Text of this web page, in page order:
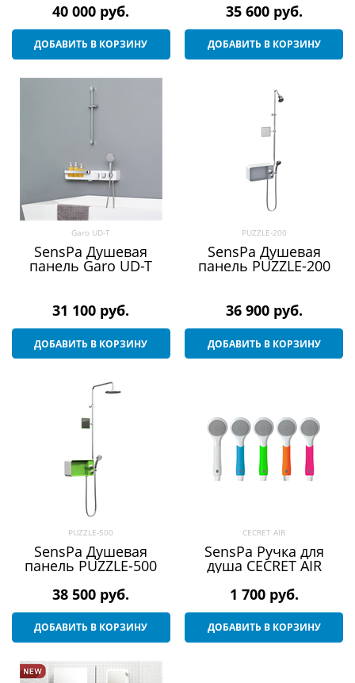
40 000 руб.
ДОБАВИТЬ В КОРЗИНУ
35 600 руб.
ДОБАВИТЬ В КОРЗИНУ
Garo UD-T
SensPa Душевая
панель Garo UD-T
31 100 руб.
ДОБАВИТЬ В КОРЗИНУ
PUZZLE-200
SensPa Душевая
панель PUZZLE-200
36 900 руб.
ДОБАВИТЬ В КОРЗИНУ
PUZZLE-500
SensPa Душевая
панель PUZZLE-500
38 500 руб.
ДОБАВИТЬ В КОРЗИНУ
CECRET AIR
SensPa Ручка для
душа CECRET AIR
1 700 руб.
ДОБАВИТЬ В КОРЗИНУ